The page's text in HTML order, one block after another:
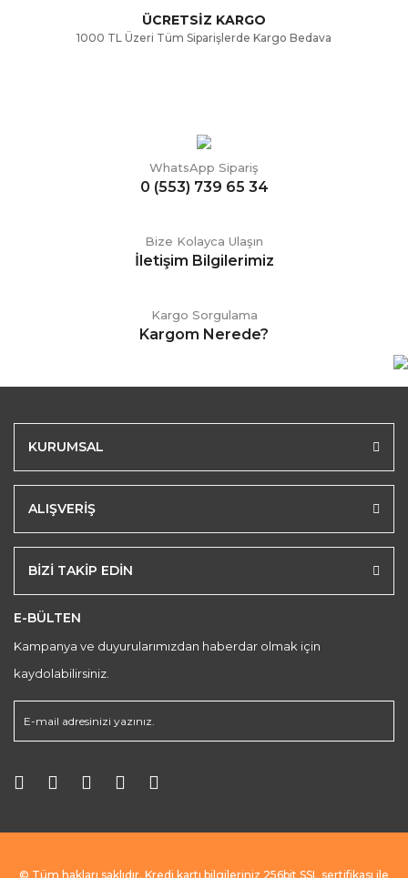
Gönder
ÜCRETSİZ KARGO
1000 TL Üzeri Tüm Siparişlerde Kargo Bedava
WhatsApp Sipariş
0 (553) 739 65 34
Bize Kolayca Ulaşın
İletişim Bilgilerimiz
Kargo Sorgulama
Kargom Nerede?
KURUMSAL
ALIŞVERİŞ
BİZİ TAKİP EDİN
E-BÜLTEN
Kampanya ve duyurularımızdan haberdar olmak için
kaydolabilirsiniz.
© Tüm hakları saklıdır. Kredi kartı bilgileriniz 256bit SSL sertifikası ile